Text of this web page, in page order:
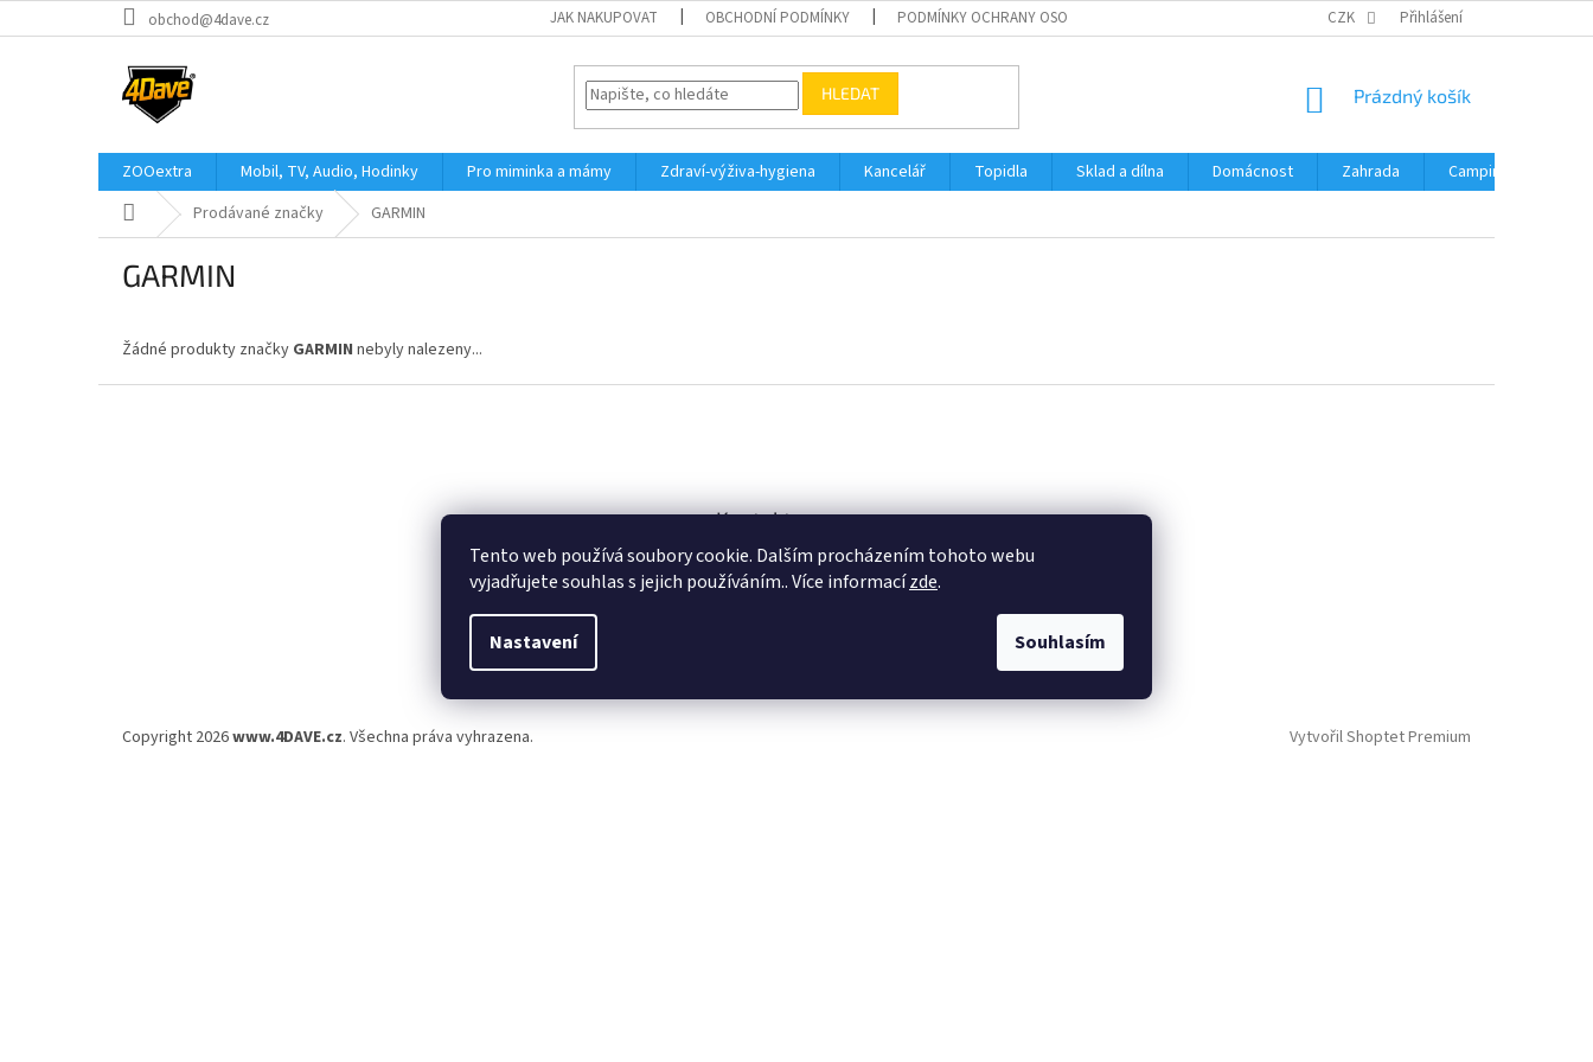
Tento web používá soubory cookie. Dalším procházením tohoto webu
vyjadřujete souhlas s jejich používáním.. Více informacízde.
Nastavení Souhlasím
na
obchod@4dave.cz JAK NAKUPOVAT OBCHODNÍ PODMÍNKY PODMÍNKY OCHRANY OSOBNÍCH ÚDAJŮ CZK Přihlášení
HLEDAT
NÁKUPNÍ
Prázdný košík
ZOOextra Mobil, TV, Audio, Hodinky Pro miminka a mámy Zdraví-výživa-hygiena Kancelář Topidla Sklad a dílna Domácnost Zahrada Camping
Domů Prodávané značky GARMIN
GARMIN
Žádné produkty značky GARMIN nebyly nalezeny...
Kontakt
obchod@4dave.cz
Vytvořil Shoptet Premium
Copyright 2026www.4DAVE.cz. Všechna práva vyhrazena.